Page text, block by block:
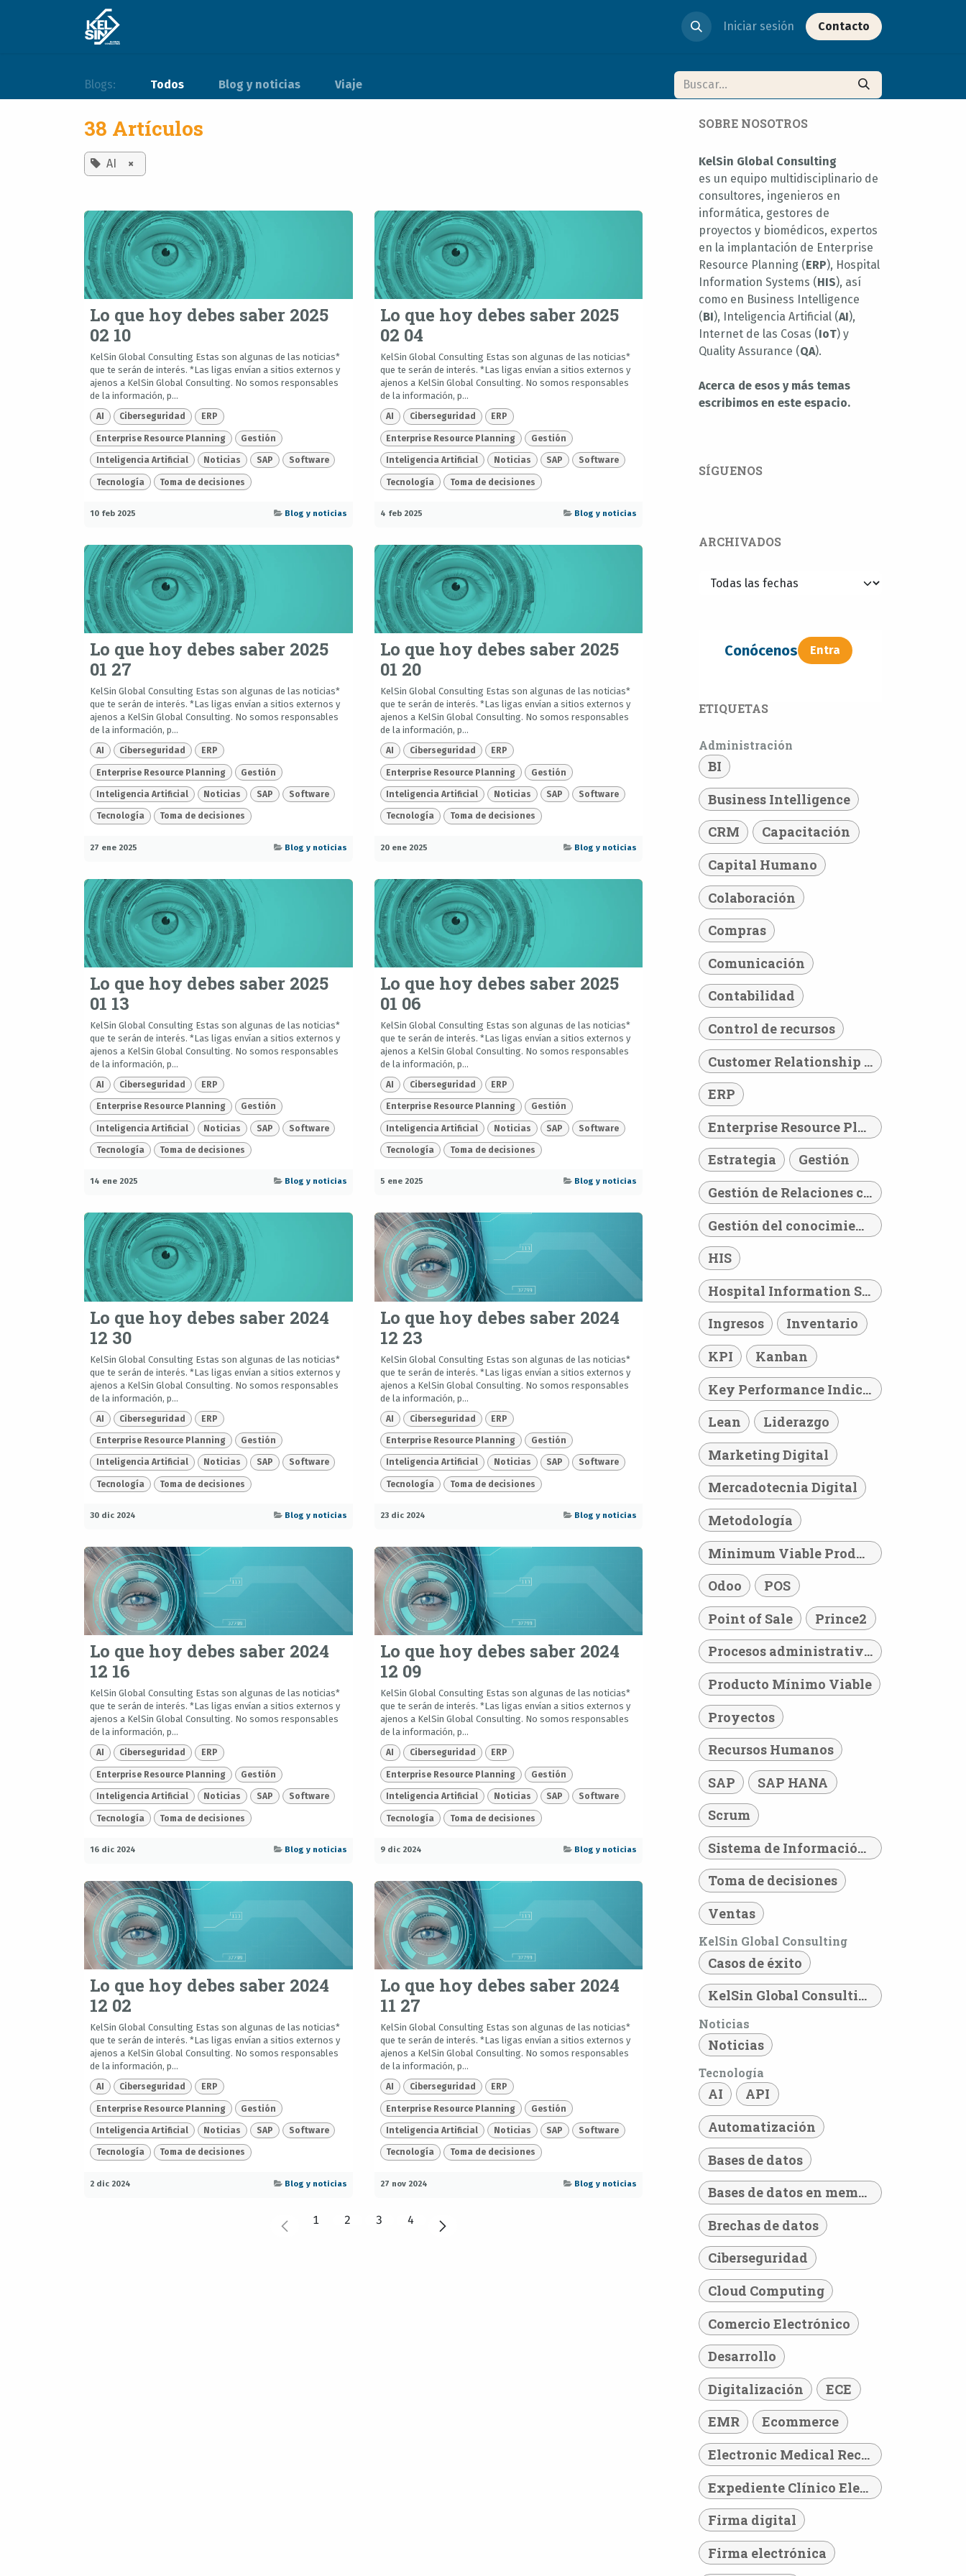
Iniciar sesión Contacto
Blogs: Todos Blog y noticias Viaje
38 Artículos
AI ×
Lo que hoy debes saber 2025
02 10
KelSin Global Consulting Estas son algunas de las noticias*
que te serán de interés. *Las ligas envían a sitios externos y
ajenos a KelSin Global Consulting. No somos responsables
de la información, p...
AI Ciberseguridad ERP
Enterprise Resource Planning Gestión
Inteligencia Artificial Noticias SAP Software
Tecnología Toma de decisiones
10 feb 2025 Blog y noticias
Lo que hoy debes saber 2025
02 04
KelSin Global Consulting Estas son algunas de las noticias*
que te serán de interés. *Las ligas envían a sitios externos y
ajenos a KelSin Global Consulting. No somos responsables
de la información, p...
AI Ciberseguridad ERP
Enterprise Resource Planning Gestión
Inteligencia Artificial Noticias SAP Software
Tecnología Toma de decisiones
4 feb 2025 Blog y noticias
Lo que hoy debes saber 2025
01 27
KelSin Global Consulting Estas son algunas de las noticias*
que te serán de interés. *Las ligas envían a sitios externos y
ajenos a KelSin Global Consulting. No somos responsables
de la información, p...
AI Ciberseguridad ERP
Enterprise Resource Planning Gestión
Inteligencia Artificial Noticias SAP Software
Tecnología Toma de decisiones
27 ene 2025 Blog y noticias
Lo que hoy debes saber 2025
01 20
KelSin Global Consulting Estas son algunas de las noticias*
que te serán de interés. *Las ligas envían a sitios externos y
ajenos a KelSin Global Consulting. No somos responsables
de la información, p...
AI Ciberseguridad ERP
Enterprise Resource Planning Gestión
Inteligencia Artificial Noticias SAP Software
Tecnología Toma de decisiones
20 ene 2025 Blog y noticias
Lo que hoy debes saber 2025
01 13
KelSin Global Consulting Estas son algunas de las noticias*
que te serán de interés. *Las ligas envían a sitios externos y
ajenos a KelSin Global Consulting. No somos responsables
de la información, p...
AI Ciberseguridad ERP
Enterprise Resource Planning Gestión
Inteligencia Artificial Noticias SAP Software
Tecnología Toma de decisiones
14 ene 2025 Blog y noticias
Lo que hoy debes saber 2025
01 06
KelSin Global Consulting Estas son algunas de las noticias*
que te serán de interés. *Las ligas envían a sitios externos y
ajenos a KelSin Global Consulting. No somos responsables
de la información, p...
AI Ciberseguridad ERP
Enterprise Resource Planning Gestión
Inteligencia Artificial Noticias SAP Software
Tecnología Toma de decisiones
5 ene 2025 Blog y noticias
Lo que hoy debes saber 2024
12 30
KelSin Global Consulting Estas son algunas de las noticias*
que te serán de interés. *Las ligas envían a sitios externos y
ajenos a KelSin Global Consulting. No somos responsables
de la información, p...
AI Ciberseguridad ERP
Enterprise Resource Planning Gestión
Inteligencia Artificial Noticias SAP Software
Tecnología Toma de decisiones
30 dic 2024 Blog y noticias
Lo que hoy debes saber 2024
12 23
KelSin Global Consulting Estas son algunas de las noticias*
que te serán de interés. *Las ligas envían a sitios externos y
ajenos a KelSin Global Consulting. No somos responsables
de la información, p...
AI Ciberseguridad ERP
Enterprise Resource Planning Gestión
Inteligencia Artificial Noticias SAP Software
Tecnología Toma de decisiones
23 dic 2024 Blog y noticias
Lo que hoy debes saber 2024
12 16
KelSin Global Consulting Estas son algunas de las noticias*
que te serán de interés. *Las ligas envían a sitios externos y
ajenos a KelSin Global Consulting. No somos responsables
de la información, p...
AI Ciberseguridad ERP
Enterprise Resource Planning Gestión
Inteligencia Artificial Noticias SAP Software
Tecnología Toma de decisiones
16 dic 2024 Blog y noticias
Lo que hoy debes saber 2024
12 09
KelSin Global Consulting Estas son algunas de las noticias*
que te serán de interés. *Las ligas envían a sitios externos y
ajenos a KelSin Global Consulting. No somos responsables
de la información, p...
AI Ciberseguridad ERP
Enterprise Resource Planning Gestión
Inteligencia Artificial Noticias SAP Software
Tecnología Toma de decisiones
9 dic 2024 Blog y noticias
Lo que hoy debes saber 2024
12 02
KelSin Global Consulting Estas son algunas de las noticias*
que te serán de interés. *Las ligas envían a sitios externos y
ajenos a KelSin Global Consulting. No somos responsables
de la información, p...
AI Ciberseguridad ERP
Enterprise Resource Planning Gestión
Inteligencia Artificial Noticias SAP Software
Tecnología Toma de decisiones
2 dic 2024 Blog y noticias
Lo que hoy debes saber 2024
11 27
KelSin Global Consulting Estas son algunas de las noticias*
que te serán de interés. *Las ligas envían a sitios externos y
ajenos a KelSin Global Consulting. No somos responsables
de la información, p...
AI Ciberseguridad ERP
Enterprise Resource Planning Gestión
Inteligencia Artificial Noticias SAP Software
Tecnología Toma de decisiones
27 nov 2024 Blog y noticias
1 2 3 4
SOBRE NOSOTROS
KelSin Global Consulting
es un equipo multidisciplinario de
consultores, ingenieros en
informática, gestores de
proyectos y biomédicos, expertos
en la implantación de Enterprise
Resource Planning (ERP), Hospital
Information Systems (HIS), así
como en Business Intelligence
(BI), Inteligencia Artificial (AI),
Internet de las Cosas (IoT) y
Quality Assurance (QA).
Acerca de esos y más temas
escribimos en este espacio.
SÍGUENOS
ARCHIVADOS
Entra​​​​
Conócenos
ETIQUETAS
Administración
BI
Business Intelligence
CRM
Capacitación
Capital Humano
Colaboración
Compras
Comunicación
Contabilidad
Control de recursos
Customer Relationship Management
ERP
Enterprise Resource Planning
Estrategia
Gestión
Gestión de Relaciones con los Clientes
Gestión del conocimiento
HIS
Hospital Information System
Ingresos
Inventario
KPI
Kanban
Key Performance Indicator
Lean
Liderazgo
Marketing Digital
Mercadotecnia Digital
Metodología
Minimum Viable Product
Odoo
POS
Point of Sale
Prince2
Procesos administrativos
Producto Mínimo Viable
Proyectos
Recursos Humanos
SAP
SAP HANA
Scrum
Sistema de Información Hospitalario
Toma de decisiones
Ventas
KelSin Global Consulting
Casos de éxito
KelSin Global Consulting
Noticias
Noticias
Tecnología
AI
API
Automatización
Bases de datos
Bases de datos en memoria
Brechas de datos
Ciberseguridad
Cloud Computing
Comercio Electrónico
Desarrollo
Digitalización
ECE
EMR
Ecommerce
Electronic Medical Record
Expediente Clínico Electrónico
Firma digital
Firma electrónica